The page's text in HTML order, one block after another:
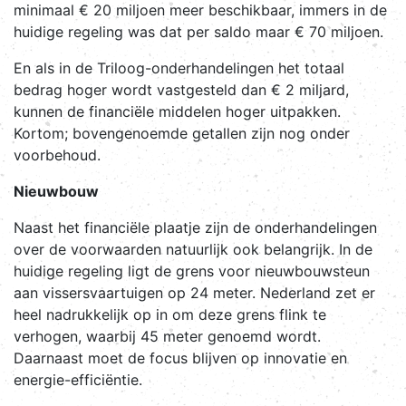
minimaal € 20 miljoen meer beschikbaar, immers in de
huidige regeling was dat per saldo maar € 70 miljoen.
En als in de Triloog-onderhandelingen het totaal
bedrag hoger wordt vastgesteld dan € 2 miljard,
kunnen de financiële middelen hoger uitpakken.
Kortom; bovengenoemde getallen zijn nog onder
voorbehoud.
Nieuwbouw
Naast het financiële plaatje zijn de onderhandelingen
over de voorwaarden natuurlijk ook belangrijk. In de
huidige regeling ligt de grens voor nieuwbouwsteun
aan vissersvaartuigen op 24 meter. Nederland zet er
heel nadrukkelijk op in om deze grens flink te
verhogen, waarbij 45 meter genoemd wordt.
Daarnaast moet de focus blijven op innovatie en
energie-efficiëntie.